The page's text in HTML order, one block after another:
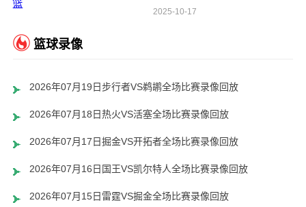
2025-10-17
篮球录像
2026年07月19日步行者VS鹈鹕全场比赛录像回放
2026年07月18日热火VS活塞全场比赛录像回放
2026年07月17日掘金VS开拓者全场比赛录像回放
2026年07月16日国王VS凯尔特人全场比赛录像回放
2026年07月15日雷霆VS掘金全场比赛录像回放